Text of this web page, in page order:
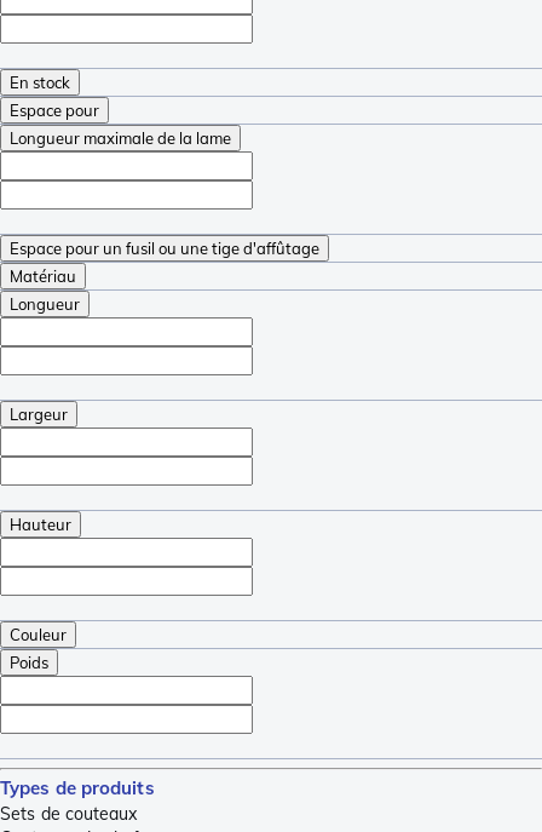
En stock
Espace pour
Longueur maximale de la lame
Espace pour un fusil ou une tige d'affûtage
Matériau
Longueur
Largeur
Hauteur
Couleur
Poids
Types de produits
Sets de couteaux